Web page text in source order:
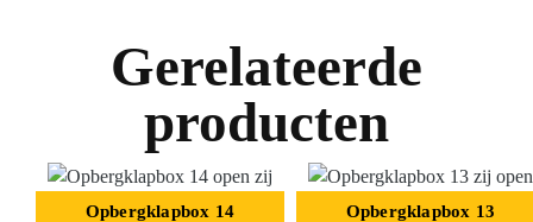
Gerelateerde
producten
Opbergklapbox 14 Opbergklapbox 13